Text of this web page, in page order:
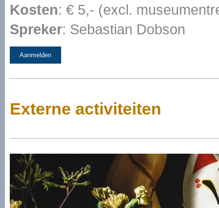
Kosten: € 5,- (excl.
Spreker: Sebastian Dobson
Aanmelden
Externe activiteiten